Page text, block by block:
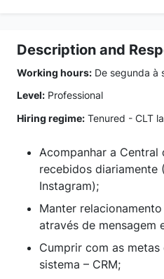
Description and
Working hours: De segunda à
Level: Professional
Hiring regime: Tenured - CLT
Acompanhar a Central
recebidos diariamente
Instagram);
Manter
através de mensagem
Cumprir com as
sistema – CRM;